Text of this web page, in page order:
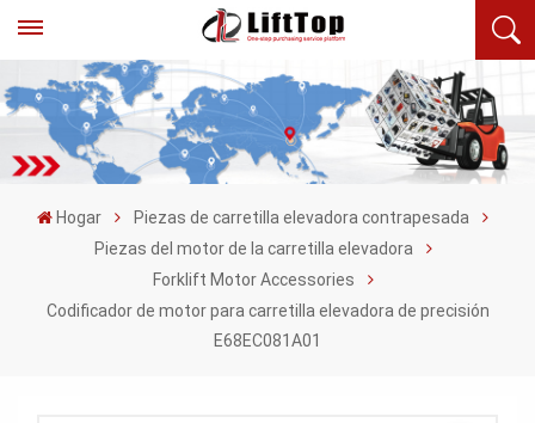
Hogar
Piezas de carretilla elevadora contrapesada
Piezas del motor de la carretilla elevadora
Forklift Motor Accessories
Codificador de motor para carretilla elevadora de precisión
E68EC081A01